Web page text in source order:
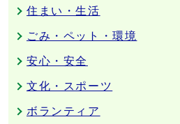
住まい・生活
ごみ・ペット・環境
安心・安全
文化・スポーツ
ボランティア